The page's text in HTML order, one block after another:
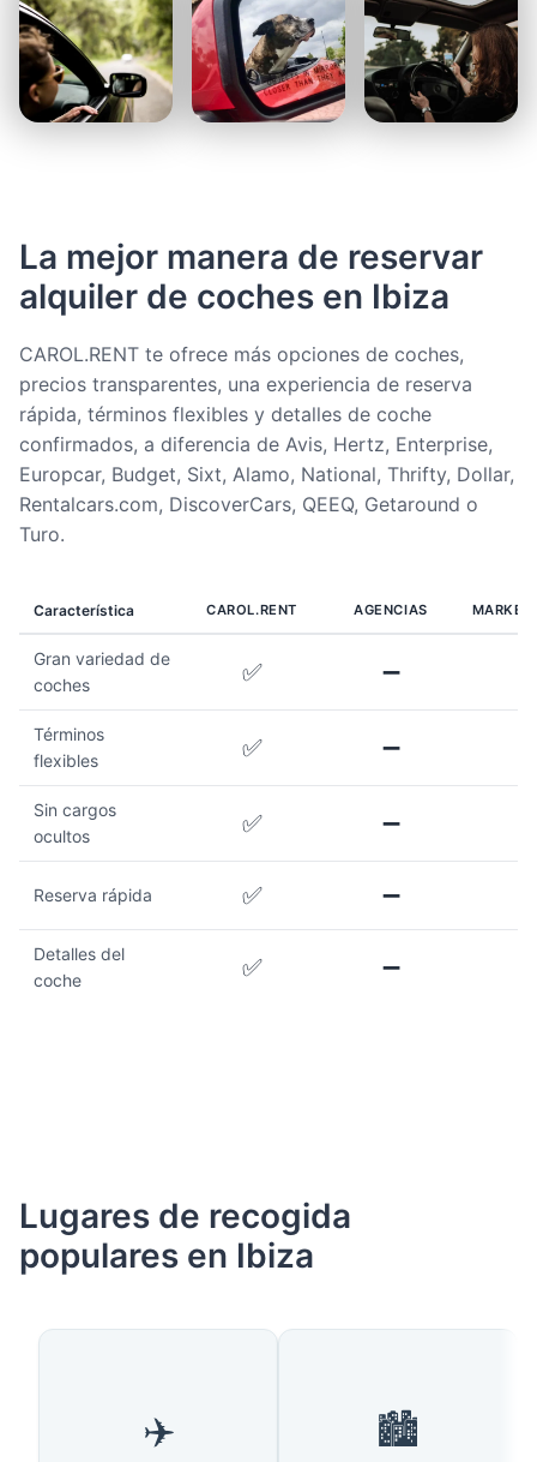
La mejor manera de reservar
alquiler de coches en Ibiza
CAROL.RENT te ofrece más opciones de coches,
precios transparentes, una experiencia de reserva
rápida, términos flexibles y detalles de coche
confirmados, a diferencia de Avis, Hertz, Enterprise,
Europcar, Budget, Sixt, Alamo, National, Thrifty, Dollar,
Rentalcars.com, DiscoverCars, QEEQ, Getaround o
Turo.
Característica CAROL.RENT AGENCIAS
Gran variedad de
coches
✅ ➖
Términos
flexibles
✅ ➖
Sin cargos
ocultos
✅ ➖
Reserva rápida ✅ ➖
Detalles del
coche
✅ ➖
Lugares de recogida
populares en Ibiza
✈️ 🏙️